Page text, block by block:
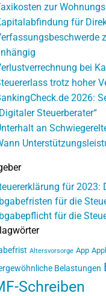
zur
für
bei
trotz hoher
2026:
Steuerberater“
an
für 2023:
für die
für die
Altersvorsorge App
Belastungen
Schreiben